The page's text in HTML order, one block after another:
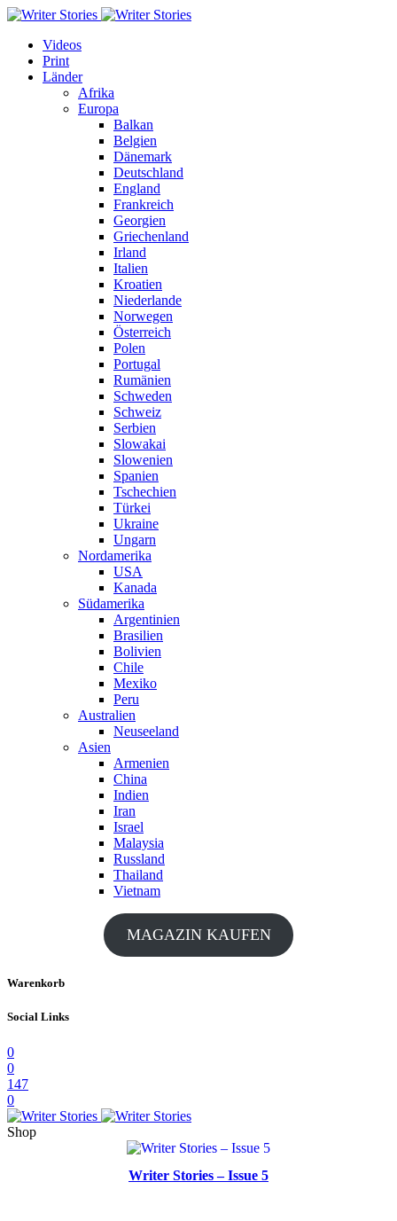
Videos
Print
Länder
Afrika
Europa
Balkan
Belgien
Dänemark
Deutschland
England
Frankreich
Georgien
Griechenland
Irland
Italien
Kroatien
Niederlande
Norwegen
Österreich
Polen
Portugal
Rumänien
Schweden
Schweiz
Serbien
Slowakai
Slowenien
Spanien
Tschechien
Türkei
Ukraine
Ungarn
Nordamerika
USA
Kanada
Südamerika
Argentinien
Brasilien
Bolivien
Chile
Mexiko
Peru
Australien
Neuseeland
Asien
Armenien
China
Indien
Iran
Israel
Malaysia
Russland
Thailand
Vietnam
MAGAZIN KAUFEN
Warenkorb
Social Links
0
0
147
0
Shop
Writer Stories – Issue 5